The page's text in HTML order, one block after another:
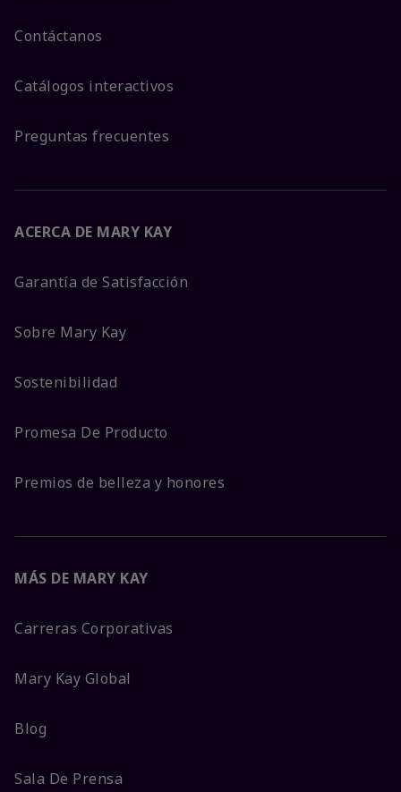
Contáctanos
Catálogos interactivos
Preguntas frecuentes
ACERCA DE MARY KAY
Garantía de Satisfacción
Sobre Mary Kay
Sostenibilidad
Promesa De Producto
Premios de belleza y honores
MÁS DE MARY KAY
Carreras Corporativas
Mary Kay Global
Blog
Sala De Prensa